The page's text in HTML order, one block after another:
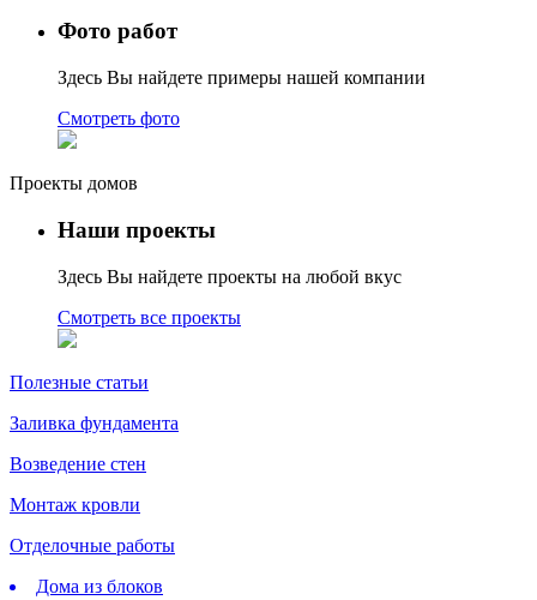
Фото работ
Здесь Вы найдете примеры нашей компании
Смотреть фото
Проекты домов
Наши проекты
Здесь Вы найдете проекты на любой вкус
Смотреть все проекты
Полезные статьи
Заливка фундамента
Возведение стен
Монтаж кровли
Отделочные работы
Дома из блоков